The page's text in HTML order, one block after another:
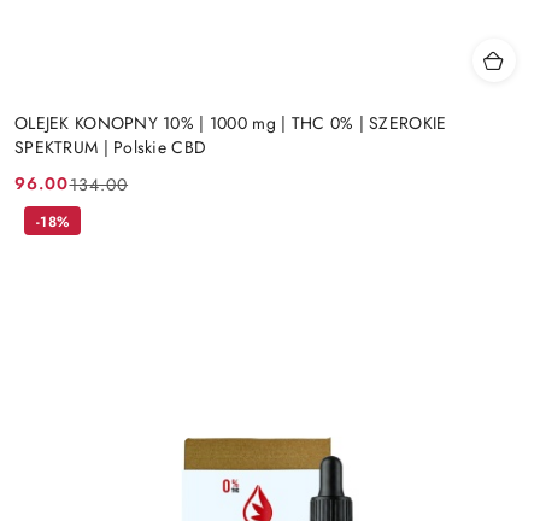
OLEJEK KONOPNY 10% | 1000 mg | THC 0% | SZEROKIE
SPEKTRUM | Polskie CBD
Cena
promocyjna:
96.00
Cena
przed
134.00
-18%